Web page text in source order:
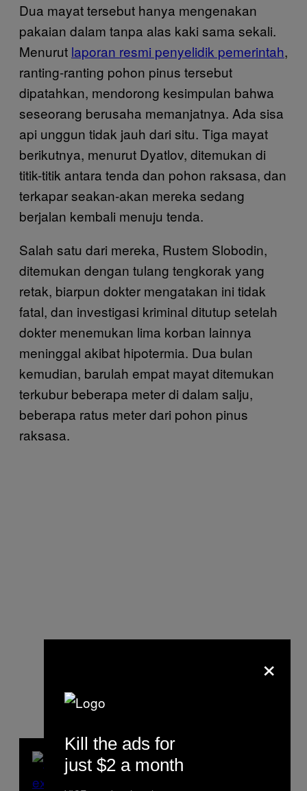
Dua mayat tersebut hanya mengenakan
pakaian dalam tanpa alas kaki sama sekali.
Menurut laporan resmi penyelidik pemerintah,
ranting-ranting pohon pinus tersebut
dipatahkan, mendorong kesimpulan bahwa
seseorang berusaha memanjatnya. Ada sisa
api unggun tidak jauh dari situ. Tiga mayat
berikutnya, menurut Dyatlov, ditemukan di
titik-titik antara tenda dan pohon raksasa, dan
terkapar seakan-akan mereka sedang
berjalan kembali menuju tenda.
Salah satu dari mereka, Rustem Slobodin,
ditemukan dengan tulang tengkorak yang
retak, biarpun dokter mengatakan ini tidak
fatal, dan investigasi kriminal ditutup setelah
dokter menemukan lima korban lainnya
meninggal akibat hipotermia. Dua bulan
kemudian, barulah empat mayat ditemukan
terkubur beberapa meter di dalam salju,
beberapa ratus meter dari pohon pinus
raksasa.
×
Kill the ads for
just $2 a month